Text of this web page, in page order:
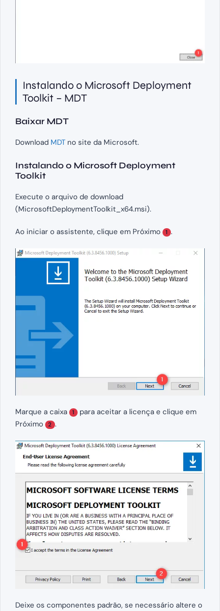
Instalando o Microsoft Deployment
Toolkit – MDT
Baixar MDT
Download MDT no site da Microsoft.
Instalando o Microsoft Deployment
Toolkit
Execute o arquivo de download
(MicrosoftDeploymentToolkit_x64.msi).
Ao iniciar o assistente, clique em Próximo 1 .
Marque a caixa 1 para aceitar a licença e clique em
Próximo
2 .
Deixe os componentes padrão, se necessário altere o